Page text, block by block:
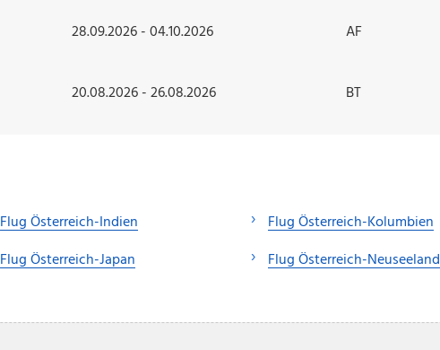
28.09.2026 - 04.10.2026 AF
20.08.2026 - 26.08.2026 BT
Flug Österreich-Indien
Flug Österreich-Japan
Flug Österreich-Kolumbien
Flug Österreich-Neuseeland